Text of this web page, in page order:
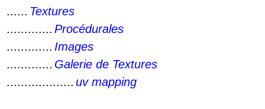
...... Textures
............. Procédurales
............. Images
............. Galerie de Textures
................... uv mapping